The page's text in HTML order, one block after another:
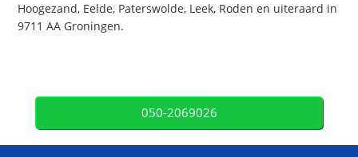
Hoogezand, Eelde, Paterswolde, Leek, Roden en uiteraard in
9711 AA Groningen.
050-2069026